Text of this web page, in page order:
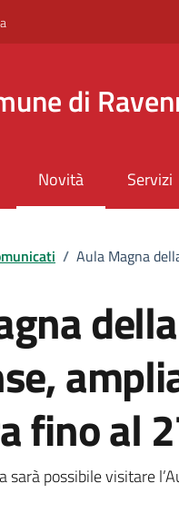
di
Novità Servizi
/ Aula Magna
fino al
sarà possibile visitare